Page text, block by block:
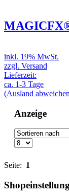
inkl. 19% MwSt.
zzgl. Versand
Lieferzeit:
ca. 1-3 Tage
(Ausland
Anzeige
Seite: 1